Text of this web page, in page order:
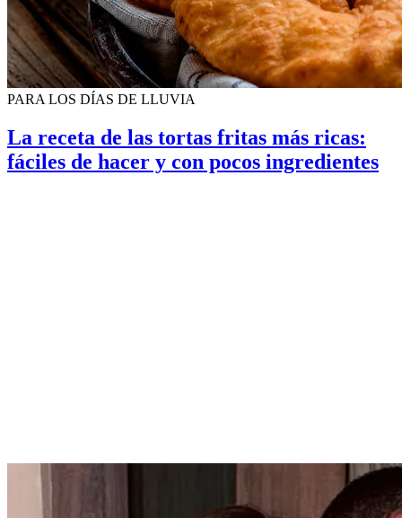
PARA LOS DÍAS DE LLUVIA
La receta de las tortas fritas más ricas:
fáciles de hacer y con pocos ingredientes